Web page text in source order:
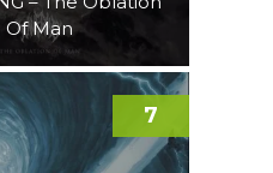
Of Man
7